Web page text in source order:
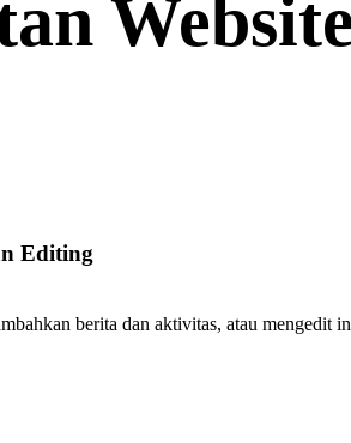
Editing
berita dan aktivitas, atau